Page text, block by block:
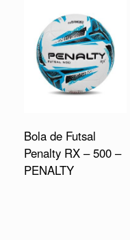
Bola de Futsal
Penalty RX – 500 –
PENALTY